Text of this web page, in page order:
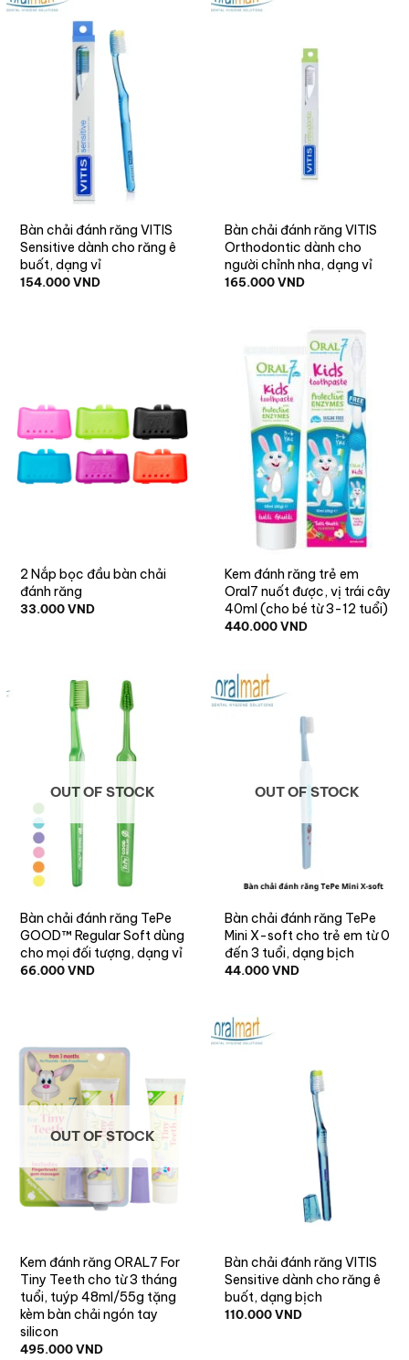
Bàn chải đánh răng VITIS
Sensitive dành cho răng ê
buốt, dạng vỉ
154.000VND
Bàn chải đánh răng VITIS
Orthodontic dành cho
người chỉnh nha, dạng vỉ
165.000VND
2 Nắp bọc đầu bàn chải
đánh răng
33.000VND
Kem đánh răng trẻ em
Oral7 nuốt được, vị trái cây
40ml (cho bé từ 3-12 tuổi)
440.000VND
OUT OF STOCK
Bàn chải đánh răng TePe
GOOD™ Regular Soft dùng
cho mọi đối tượng, dạng vỉ
66.000VND
OUT OF STOCK
Bàn chải đánh răng TePe
Mini X-soft cho trẻ em từ 0
đến 3 tuổi, dạng bịch
44.000VND
OUT OF STOCK
Kem đánh răng ORAL7 For
Tiny Teeth cho từ 3 tháng
tuổi, tuýp 48ml/55g tặng
kèm bàn chải ngón tay
silicon
495.000VND
Bàn chải đánh răng VITIS
Sensitive dành cho răng ê
buốt, dạng bịch
110.000VND